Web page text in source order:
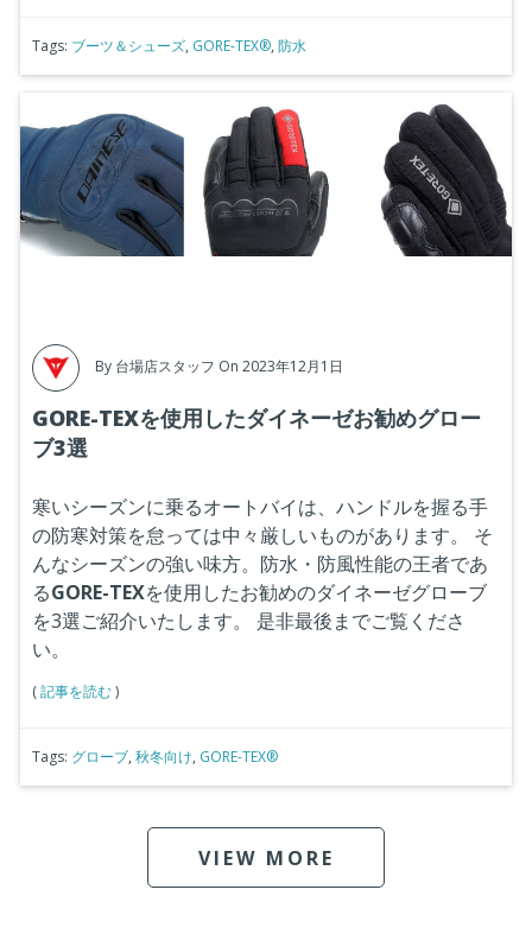
Tags: ブーツ＆シューズ, GORE-TEX®, 防水
By 台場店スタッフ On 2023年12月1日
GORE-TEXを使用したダイネーゼお勧めグロー
ブ3選
寒いシーズンに乗るオートバイは、ハンドルを握る手
の防寒対策を怠っては中々厳しいものがあります。
そ
んなシーズンの強い味方。防水・防風性能の王者であ
るGORE-TEXを使用したお勧めのダイネーゼグローブ
を3選ご紹介いたします。
是非最後までご覧くださ
い。
(記事を読む)
Tags: グローブ, 秋冬向け, GORE-TEX®
VIEW MORE